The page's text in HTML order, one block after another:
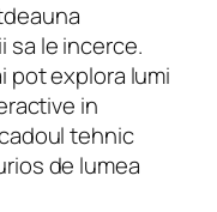
sa le incerce.
pot explora lumi
in
tehnic
de lumea